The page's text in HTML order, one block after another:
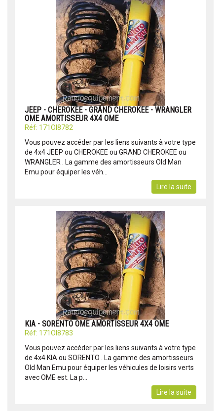
JEEP - CHEROKEE - GRAND CHEROKEE - WRANGLER
OME AMORTISSEUR 4X4 OME
Réf: 171OI8782
Vous pouvez accéder par les liens suivants à votre type
de 4x4 JEEP ou CHEROKEE ou GRAND CHEROKEE ou
WRANGLER . La gamme des amortisseurs Old Man
Emu pour équiper les véh...
Lire la suite
KIA - SORENTO OME AMORTISSEUR 4X4 OME
Réf: 171OI8783
Vous pouvez accéder par les liens suivants à votre type
de 4x4 KIA ou SORENTO . La gamme des amortisseurs
Old Man Emu pour équiper les véhicules de loisirs verts
avec OME est. La p...
Lire la suite